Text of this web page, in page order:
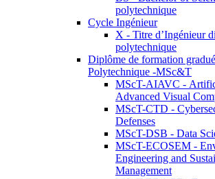
polytechnique
Cycle Ingénieur
X - Titre d’Ingénieur
polytechnique
Diplôme de formation
Polytechnique -MSc&T
MScT-AIAVC -
Advanced Visual
MScT-CTD -
Defenses
MScT-DSB - Data
MScT-ECOSEM -
Engineering and
Management